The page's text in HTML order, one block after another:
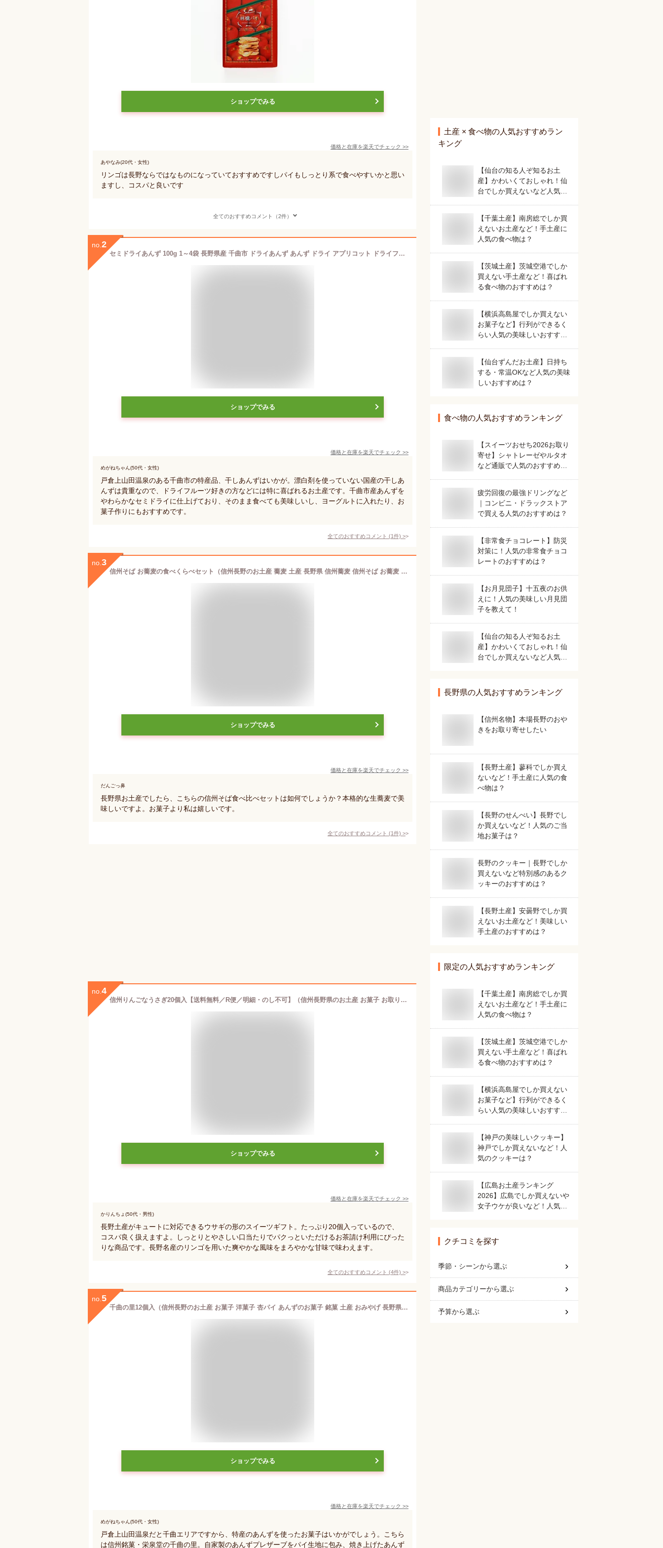
ショップでみる
価格と在庫を楽天でチェック >>
あやなみ(20代・女性)
リンゴは長野ならではなものになっていておすすめですしパイもしっとり系で食べやすいかと思い
ますし、コスパと良いです
全てのおすすめコメント（2件）
no. 2
セミドライあんず 100g 1～4袋 長野県産 千曲市 ドライあんず あんず ドライ アプリコット ドライフルーツ ネコポス発送 送料無料 ギフト 長野県 果物 高級 プレゼント 誕生日 干しあんず 半生 半生あんず 生あんず 国産
ショップでみる
価格と在庫を楽天でチェック >>
めがねちゃん(50代・女性)
戸倉上山田温泉のある千曲市の特産品、干しあんずはいかが。漂白剤を使っていない国産の干しあ
んずは貴重なので、ドライフルーツ好きの方などには特に喜ばれるお土産です。千曲市産あんずを
やわらかなセミドライに仕上げており、そのまま食べても美味しいし、ヨーグルトに入れたり、お
菓子作りにもおすすめです。
全てのおすすめコメント (1件) >
no. 3
信州そば お蕎麦の食べくらべセット（信州長野のお土産 蕎麦 土産 長野県 信州蕎麦 信州そば お蕎麦 おそば お取り寄せ ギフト 長野土産 長野お土産）
ショップでみる
価格と在庫を楽天でチェック >>
だんごっ鼻
長野県お土産でしたら、こちらの信州そば食べ比べセットは如何でしょうか？本格的な生蕎麦で美
味しいですよ。お菓子より私は嬉しいです。
全てのおすすめコメント (1件) >
no. 4
信州りんごなうさぎ20個入【送料無料／R便／明細・のし不可】（信州長野県のお土産 お菓子 お取り寄せ スイーツ 林檎 和菓子 通販）
ショップでみる
価格と在庫を楽天でチェック >>
かりんちょ(50代・男性)
長野土産がキュートに対応できるウサギの形のスイーツギフト。たっぷり20個入っているので、
コスパ良く扱えますよ。しっとりとやさしい口当たりでパクっといただけるお茶請け利用にぴった
りな商品です。長野名産のリンゴを用いた爽やかな風味をまろやかな甘味で味わえます。
全てのおすすめコメント (4件) >
no. 5
千曲の里12個入（信州長野のお土産 お菓子 洋菓子 杏パイ あんずのお菓子 銘菓 土産 おみやげ 長野県 長野土産 長野お土産 通販）
ショップでみる
価格と在庫を楽天でチェック >>
めがねちゃん(50代・女性)
戸倉上山田温泉だと千曲エリアですから、特産のあんずを使ったお菓子はいかがでしょう。こちら
は信州銘菓・栄泉堂の千曲の里。自家製のあんずプレザーブをパイ生地に包み、焼き上げたあんず
土産 × 食べ物の人気おすすめラン
キング
【仙台の知る人ぞ知るお土
産】かわいくておしゃれ！仙
台でしか買えないなど人気の
【千葉土産】南房総でしか買
えないお土産など！手土産に
人気の食べ物は？
【茨城土産】茨城空港でしか
買えない手土産など！喜ばれ
る食べ物のおすすめは？
【横浜高島屋でしか買えない
お菓子など】行列ができるく
らい人気の美味しいおすすめ
【仙台ずんだお土産】日持ち
する・常温OKなど人気の美味
しいおすすめは？
食べ物の人気おすすめランキング
【スイーツおせち2026お取り
寄せ】シャトレーゼやルタオ
など通販で人気のおすすめ
疲労回復の最強ドリングなど
｜コンビニ・ドラックストア
で買える人気のおすすめは？
【非常食チョコレート】防災
対策に！人気の非常食チョコ
レートのおすすめは？
【お月見団子】十五夜のお供
えに！人気の美味しい月見団
子を教えて！
【仙台の知る人ぞ知るお土
産】かわいくておしゃれ！仙
台でしか買えないなど人気の
長野県の人気おすすめランキング
【信州名物】本場長野のおや
きをお取り寄せしたい
【長野土産】蓼科でしか買え
ないなど！手土産に人気の食
べ物は？
【長野のせんべい】長野でし
か買えないなど！人気のご当
地お菓子は？
長野のクッキー｜長野でしか
買えないなど特別感のあるク
ッキーのおすすめは？
【長野土産】安曇野でしか買
えないお土産など！美味しい
手土産のおすすめは？
限定の人気おすすめランキング
【千葉土産】南房総でしか買
えないお土産など！手土産に
人気の食べ物は？
【茨城土産】茨城空港でしか
買えない手土産など！喜ばれ
る食べ物のおすすめは？
【横浜高島屋でしか買えない
お菓子など】行列ができるく
らい人気の美味しいおすすめ
【神戸の美味しいクッキー】
神戸でしか買えないなど！人
気のクッキーは？
【広島お土産ランキング
2026】広島でしか買えないや
女子ウケが良いなど！人気の
クチコミを探す
季節・シーンから選ぶ
商品カテゴリーから選ぶ
予算から選ぶ